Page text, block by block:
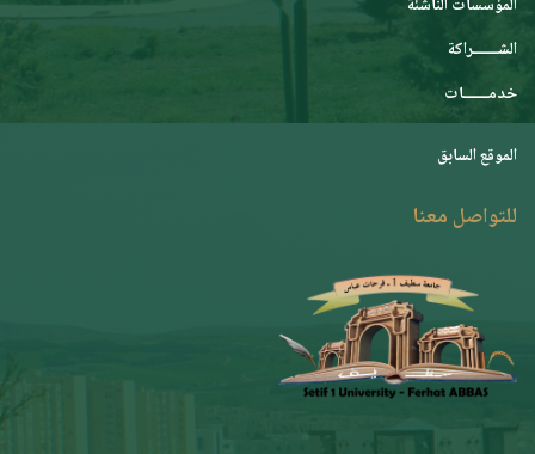
المؤسسات الناشئة
الشـــــــراكة
خدمـــــــات
الموقع السابق
للتواصل معنا